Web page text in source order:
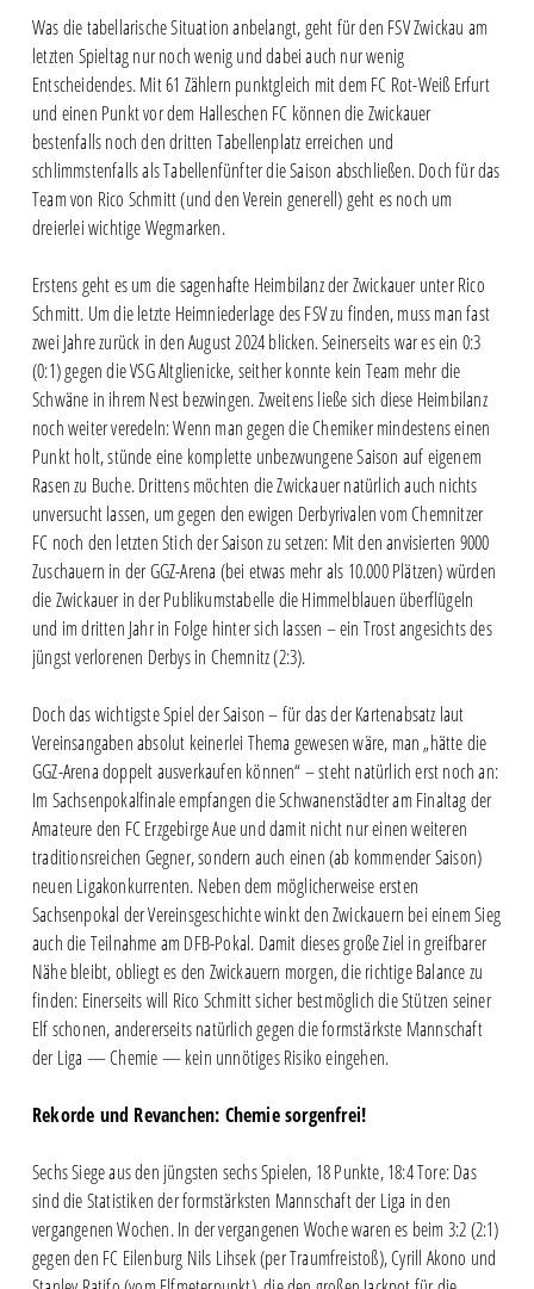
Was die tabellarische Situation anbelangt, geht für den FSV Zwickau am
letzten Spieltag nur noch wenig und dabei auch nur wenig
Entscheidendes. Mit 61 Zählern punktgleich mit dem FC Rot-Weiß Erfurt
und einen Punkt vor dem Halleschen FC können die Zwickauer
bestenfalls noch den dritten Tabellenplatz erreichen und
schlimmstenfalls als Tabellenfünfter die Saison abschließen. Doch für das
Team von Rico Schmitt (und den Verein generell) geht es noch um
dreierlei wichtige Wegmarken.
Erstens geht es um die sagenhafte Heimbilanz der Zwickauer unter Rico
Schmitt. Um die letzte Heimniederlage des FSV zu finden, muss man fast
zwei Jahre zurück in den August 2024 blicken. Seinerseits war es ein 0:3
(0:1) gegen die VSG Altglienicke, seither konnte kein Team mehr die
Schwäne in ihrem Nest bezwingen. Zweitens ließe sich diese Heimbilanz
noch weiter veredeln: Wenn man gegen die Chemiker mindestens einen
Punkt holt, stünde eine komplette unbezwungene Saison auf eigenem
Rasen zu Buche. Drittens möchten die Zwickauer natürlich auch nichts
unversucht lassen, um gegen den ewigen Derbyrivalen vom Chemnitzer
FC noch den letzten Stich der Saison zu setzen: Mit den anvisierten 9000
Zuschauern in der GGZ-Arena (bei etwas mehr als 10.000 Plätzen) würden
die Zwickauer in der Publikumstabelle die Himmelblauen überflügeln
und im dritten Jahr in Folge hinter sich lassen – ein Trost angesichts des
jüngst verlorenen Derbys in Chemnitz (2:3).
Doch das wichtigste Spiel der Saison – für das der Kartenabsatz laut
Vereinsangaben absolut keinerlei Thema gewesen wäre, man „hätte die
GGZ-Arena doppelt ausverkaufen können“ – steht natürlich erst noch an:
Im Sachsenpokalfinale empfangen die Schwanenstädter am Finaltag der
Amateure den FC Erzgebirge Aue und damit nicht nur einen weiteren
traditionsreichen Gegner, sondern auch einen (ab kommender Saison)
neuen Ligakonkurrenten. Neben dem möglicherweise ersten
Sachsenpokal der Vereinsgeschichte winkt den Zwickauern bei einem Sieg
auch die Teilnahme am DFB-Pokal. Damit dieses große Ziel in greifbarer
Nähe bleibt, obliegt es den Zwickauern morgen, die richtige Balance zu
finden: Einerseits will Rico Schmitt sicher bestmöglich die Stützen seiner
Elf schonen, andererseits natürlich gegen die formstärkste Mannschaft
der Liga — Chemie — kein unnötiges Risiko eingehen.
Rekorde und Revanchen: Chemie sorgenfrei!
Sechs Siege aus den jüngsten sechs Spielen, 18 Punkte, 18:4 Tore: Das
sind die Statistiken der formstärksten Mannschaft der Liga in den
vergangenen Wochen. In der vergangenen Woche waren es beim 3:2 (2:1)
gegen den FC Eilenburg Nils Lihsek (per Traumfreistoß), Cyrill Akono und